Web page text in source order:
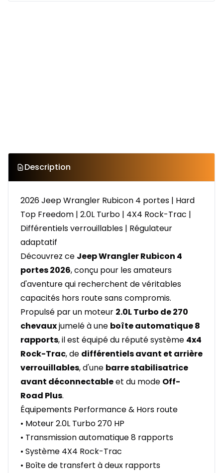
Description
2026 Jeep Wrangler Rubicon 4 portes | Hard
Top Freedom | 2.0L Turbo | 4X4 Rock-Trac |
Différentiels verrouillables | Régulateur
adaptatif
Découvrez ce Jeep Wrangler Rubicon 4
portes 2026, conçu pour les amateurs
d'aventure qui recherchent de véritables
capacités hors route sans compromis.
Propulsé par un moteur 2.0L Turbo de 270
chevauxjumelé à une boîte automatique 8
rapports, il est équipé du réputé système 4x4
Rock-Trac, de différentiels avant et arrière
verrouillables, d'une barre stabilisatrice
avant déconnectableet du mode Off-
Road Plus.
Équipements Performance & Hors route
• Moteur 2.0L Turbo 270 HP
• Transmission automatique 8 rapports
• Système 4X4 Rock-Trac
• Boîte de transfert à deux rapports